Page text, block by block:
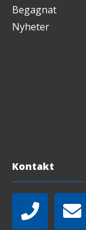
Begagnat
Nyheter
Kontakt